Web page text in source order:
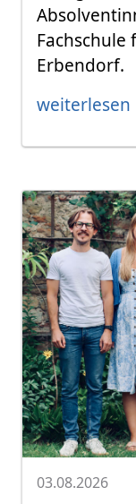
Erbendorf.
weiterlesen
03.08.2026